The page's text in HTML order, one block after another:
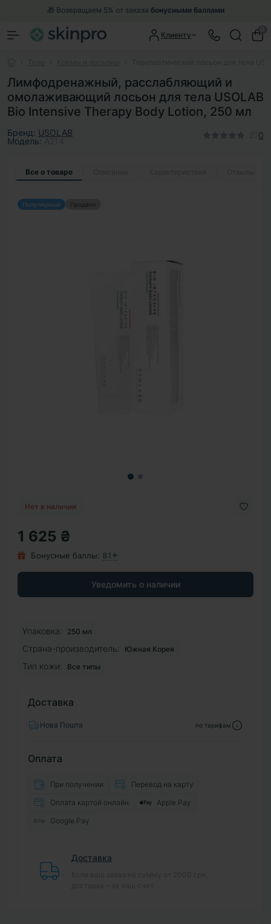
🎁 Возвращаем 5% от заказа бонусными баллами
Клиенту
Лимфодренажный, расслабляющий и
омолаживающий лосьон для тела USOLAB
Bio Intensive Therapy Body Lotion, 250 мл
Бренд: USOLAB
Модель:
0
Все о товаре
Популярный Продано
Нет в наличии
1 625 ₴
Бонусные баллы: 81✦
Уведомить о наличии
Упаковка: 250 мл
Страна-производитель: Южная Корея
Тип кожи: Все типы
Доставка
Нова Пошта по тарифам
Оплата
При получении
Перевод на карту
Оплата картой онлайн
Apple Pay
Google Pay
Доставка